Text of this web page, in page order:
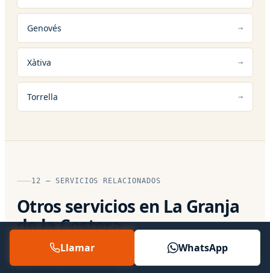
Genovés
Xàtiva
Torrella
12 — SERVICIOS RELACIONADOS
Otros servicios en La Granja
de la Costera
Servicio Técnico Oficial
Llamar WhatsApp